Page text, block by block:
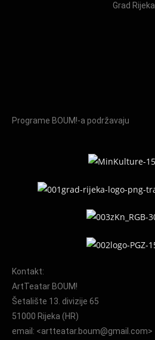
Grad Rijeka
Programe BOUM!-a podržavaju
Kontakt:
ArtTeatar BOUM!
Šetalište 13. divizije 65
51000 Rijeka (HR)
email: <artteatar.boum@gmail.com>